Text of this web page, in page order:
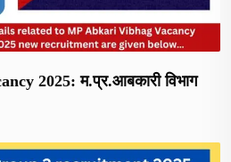
2025: म.प्र.आबकारी विभाग